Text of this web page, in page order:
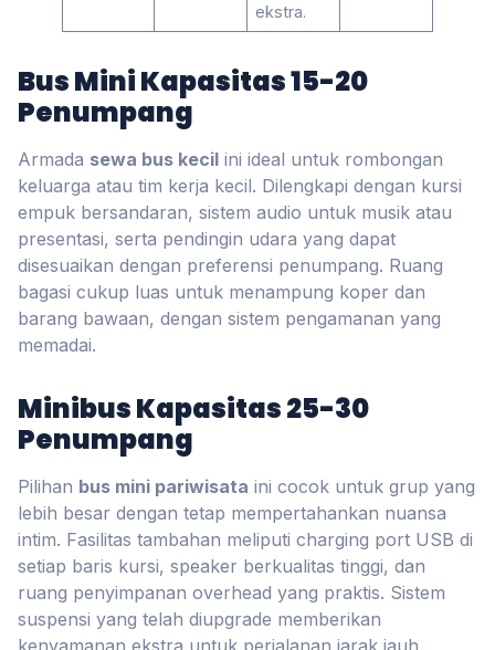
ekstra.
Bus Mini Kapasitas 15-20
Penumpang
Armada sewa bus kecil ini ideal untuk rombongan
keluarga atau tim kerja kecil. Dilengkapi dengan kursi
empuk bersandaran, sistem audio untuk musik atau
presentasi, serta pendingin udara yang dapat
disesuaikan dengan preferensi penumpang. Ruang
bagasi cukup luas untuk menampung koper dan
barang bawaan, dengan sistem pengamanan yang
memadai.
Minibus Kapasitas 25-30
Penumpang
Pilihan bus mini pariwisata ini cocok untuk grup yang
lebih besar dengan tetap mempertahankan nuansa
intim. Fasilitas tambahan meliputi charging port USB di
setiap baris kursi, speaker berkualitas tinggi, dan
ruang penyimpanan overhead yang praktis. Sistem
suspensi yang telah diupgrade memberikan
kenyamanan ekstra untuk perjalanan jarak jauh.